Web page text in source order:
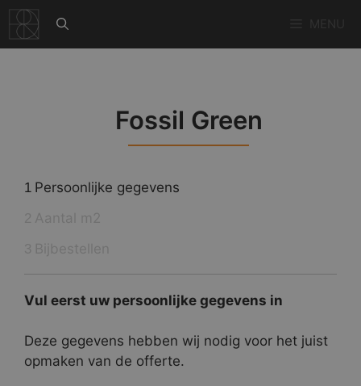
naar
de
Fossil Green
1 Persoonlijke gegevens
Vul eerst uw persoonlijke gegevens in
Deze gegevens hebben wij nodig voor het juist
opmaken van de offerte.